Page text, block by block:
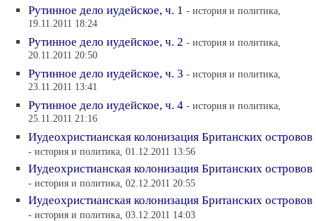
Рутинное дело иудейское, ч. 1 - история и политика,
19.11.2011 18:24
Рутинное дело иудейское, ч. 2 - история и политика,
20.11.2011 20:50
Рутинное дело иудейское, ч. 3 - история и политика,
23.11.2011 13:41
Рутинное дело иудейское, ч. 4 - история и политика,
25.11.2011 21:16
Иудеохристианская колонизация Британских островов
- история и политика, 01.12.2011 13:56
Иудеохристианская колонизация Британских островов
- история и политика, 02.12.2011 20:55
Иудеохристианская колонизация Британских островов
- история и политика, 03.12.2011 14:03